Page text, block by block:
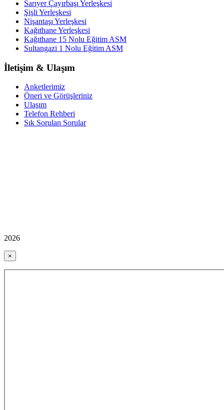
Sarıyer Çayırbaşı Yerleşkesi
Şişli Yerleşkesi
Nişantaşı Yerleşkesi
Kağıthane Yerleşkesi
Kağıthane 15 Nolu Eğitim ASM
Sultangazi 1 Nolu Eğitim ASM
İletişim & Ulaşım
Anketlerimiz
Öneri ve Görüşleriniz
Ulaşım
Telefon Rehberi
Sık Sorulan Sorular
2026
×